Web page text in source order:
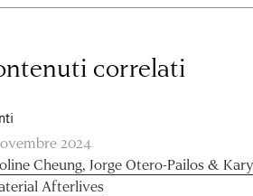
correlati
2024
Cheung, Jorge Otero-Pailos &
Afterlives